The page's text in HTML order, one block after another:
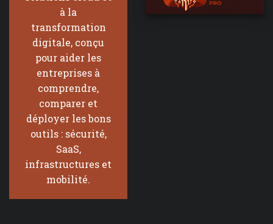
à la
transformation
digitale, conçu
pour aider les
entreprises à
comprendre,
comparer et
déployer les bons
outils : sécurité,
SaaS,
infrastructures et
mobilité.